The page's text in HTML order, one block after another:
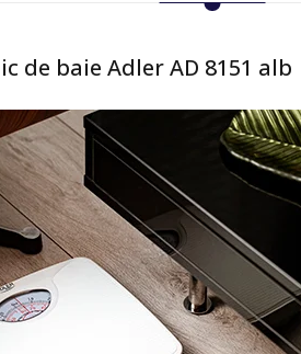
de baie Adler AD 8151 alb